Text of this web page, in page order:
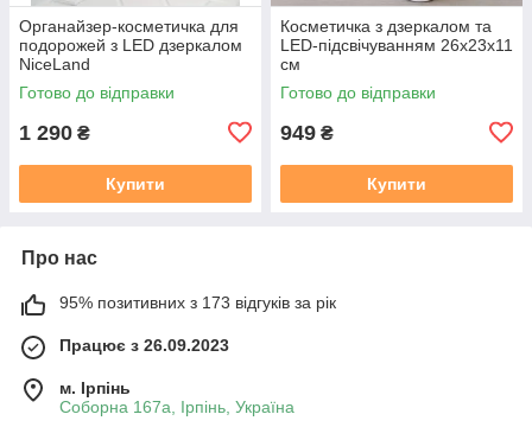
Органайзер-косметичка для
подорожей з LED дзеркалом
NiceLand
Готово до відправки
1 290 ₴
Купити
Косметичка з дзеркалом та
LED-підсвічуванням 26х23х11
см
Готово до відправки
949 ₴
Купити
Про нас
95% позитивних з 173 відгуків за рік
Працює з 26.09.2023
м. Ірпінь
Соборна 167а, Ірпінь, Україна